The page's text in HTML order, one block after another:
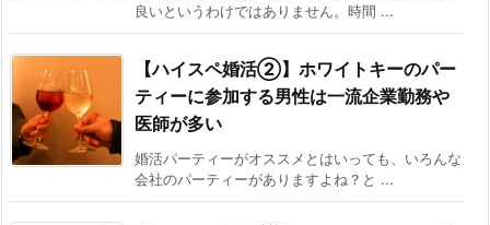
良いというわけではありません。時間 ...
【ハイスペ婚活②】ホワイトキーのパー
ティーに参加する男性は一流企業勤務や
医師が多い
婚活パーティーがオススメとはいっても、いろんな
会社のパーティーがありますよね？と ...